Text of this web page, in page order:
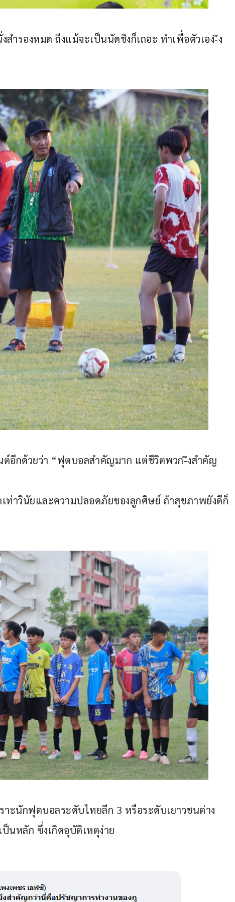
ำรองหมด ถึงแม้จะเป็นนัดชิงก็เถอะ ทำเพื่อตัวเอง-ึง
ต์อีกด้วยว่า “ฟุตบอลสำคัญมาก แต่ชีวิตพวก-ึงสำคัญ
ท่าวินัยและความปลอดภัยของลูกศิษย์ ถ้าสุขภาพยังดีก็
ะนักฟุตบอลระดับไทยลีก 3 หรือระดับเยาวชนต่าง
ป็นหลัก ซึ่งเกิดอุบัติเหตุง่าย